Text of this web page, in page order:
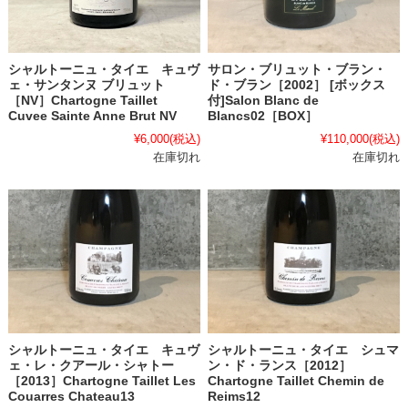
シャルトーニュ・タイエ キュヴ
ェ・サンタンヌ ブリュット
［NV］Chartogne Taillet
Cuvee Sainte Anne Brut NV
¥6,000(税込)
在庫切れ
サロン・ブリュット・ブラン・
ド・ブラン［2002］ [ボックス
付]Salon Blanc de
Blancs02［BOX］
¥110,000(税込)
在庫切れ
シャルトーニュ・タイエ キュヴ
ェ・レ・クアール・シャトー
［2013］Chartogne Taillet Les
Couarres Chateau13
シャルトーニュ・タイエ シュマ
ン・ド・ランス［2012］
Chartogne Taillet Chemin de
Reims12